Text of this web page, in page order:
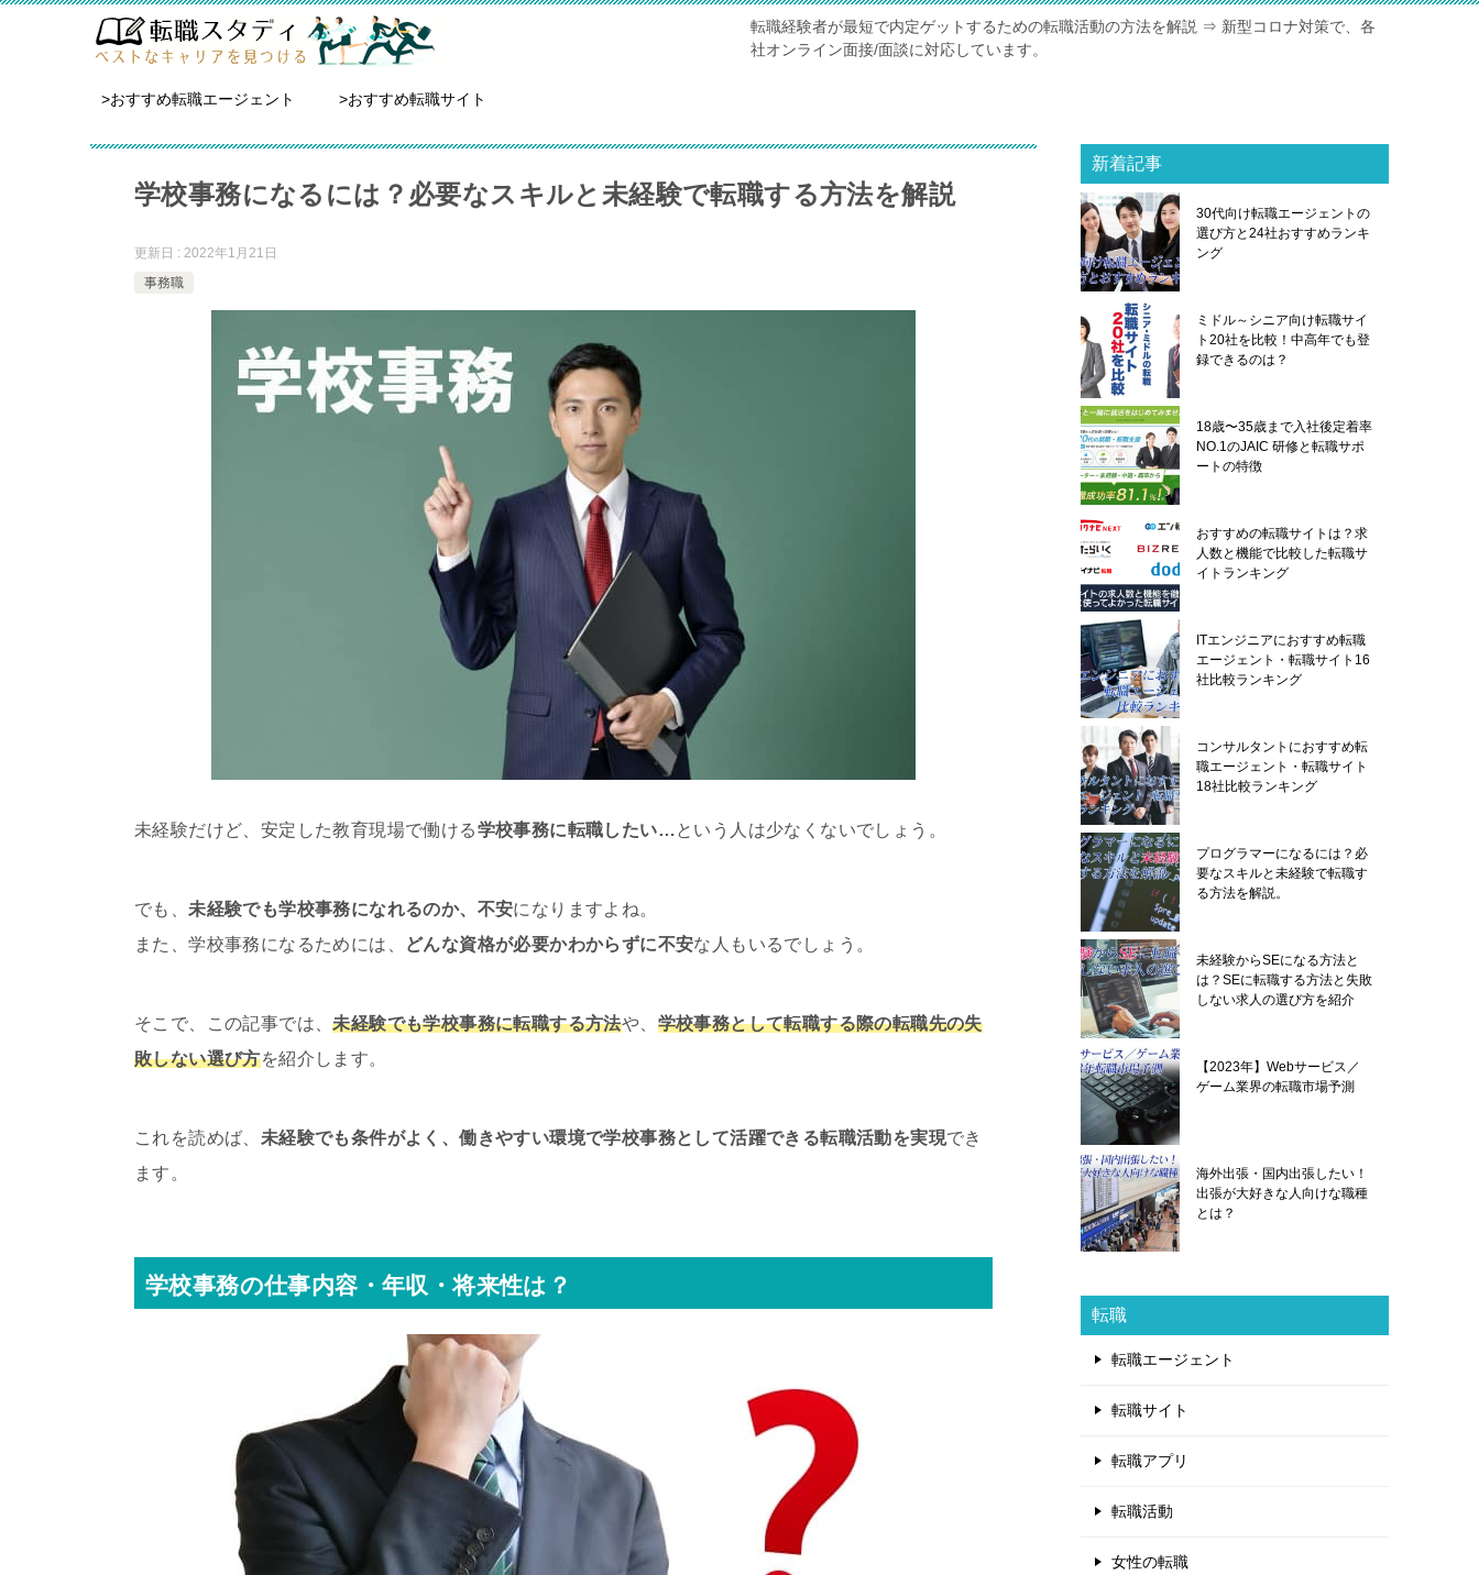
転職経験者が最短で内定ゲットするための転職活動の方法を解説 ⇒ 新型コロナ対策で、各
社オンライン面接/面談に対応しています。
>おすすめ転職エージェント >おすすめ転職サイト
学校事務になるには？必要なスキルと未経験で転職する方法を解説
更新日 : 2022年1月21日
事務職
未経験だけど、安定した教育現場で働ける学校事務に転職したい…という人は少なくないでしょう。
でも、未経験でも学校事務になれるのか、不安になりますよね。
また、学校事務になるためには、
どんな資格が必要かわからずに不安な人もいるでしょう。
そこで、この記事では、未経験でも学校事務に転職する方法や、 学校事務として転職する際の転職先の失
敗しない選び方を紹介します。
これを読めば、 未経験でも条件がよく、働きやすい環境で学校事務として活躍できる転職活動を実現でき
ます。
学校事務の仕事内容・年収・将来性は？
新着記事
30代向け転職エージェントの
選び方と24社おすすめランキ
ング
ミドル～シニア向け転職サイ
ト20社を比較！中高年でも登
録できるのは？
18歳〜35歳まで入社後定着率
NO.1のJAIC 研修と転職サポ
ートの特徴
おすすめの転職サイトは？求
人数と機能で比較した転職サ
イトランキング
ITエンジニアにおすすめ転職
エージェント・転職サイト16
社比較ランキング
コンサルタントにおすすめ転
職エージェント・転職サイト
18社比較ランキング
プログラマーになるには？必
要なスキルと未経験で転職す
る方法を解説。
未経験からSEになる方法と
は？SEに転職する方法と失敗
しない求人の選び方を紹介
【2023年】Webサービス／
ゲーム業界の転職市場予測
海外出張・国内出張したい！
出張が大好きな人向けな職種
とは？
転職
転職エージェント
転職サイト
転職アプリ
転職活動
女性の転職